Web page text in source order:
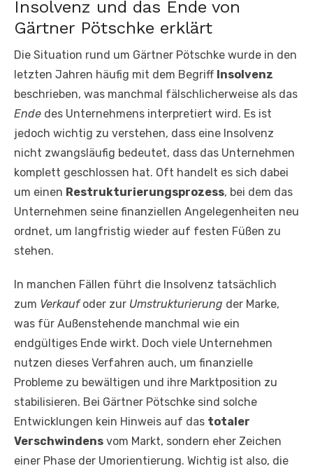
Insolvenz und das Ende von
Gärtner Pötschke erklärt
Die Situation rund um Gärtner Pötschke wurde in den
letzten Jahren häufig mit dem Begriff Insolvenz
beschrieben, was manchmal fälschlicherweise als das
Ende des Unternehmens interpretiert wird. Es ist
jedoch wichtig zu verstehen, dass eine Insolvenz
nicht zwangsläufig bedeutet, dass das Unternehmen
komplett geschlossen hat. Oft handelt es sich dabei
um einen Restrukturierungsprozess, bei dem das
Unternehmen seine finanziellen Angelegenheiten neu
ordnet, um langfristig wieder auf festen Füßen zu
stehen.
In manchen Fällen führt die Insolvenz tatsächlich
zum Verkaufoder zur Umstrukturierung der Marke,
was für Außenstehende manchmal wie ein
endgültiges Ende wirkt. Doch viele Unternehmen
nutzen dieses Verfahren auch, um finanzielle
Probleme zu bewältigen und ihre Marktposition zu
stabilisieren. Bei Gärtner Pötschke sind solche
Entwicklungen kein Hinweis auf das totaler
Verschwindens vom Markt, sondern eher Zeichen
einer Phase der Umorientierung. Wichtig ist also, die